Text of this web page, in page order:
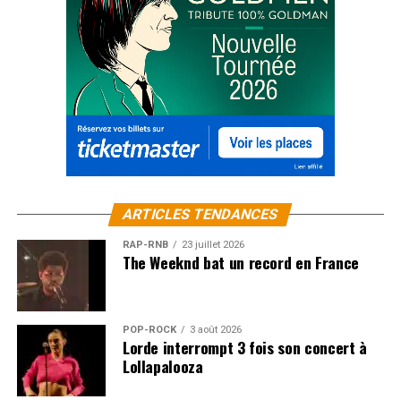
ARTICLES TENDANCES
RAP-RNB 23 juillet 2026
The Weeknd bat un record en France
POP-ROCK 3 août 2026
Lorde interrompt 3 fois son concert à
Lollapalooza